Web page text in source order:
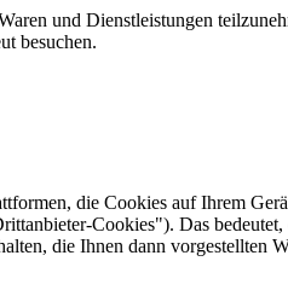
und Dienstleistungen
besuchen.
die Cookies auf Ihrem
Cookies"). Das
die Ihnen dann vorgestellten